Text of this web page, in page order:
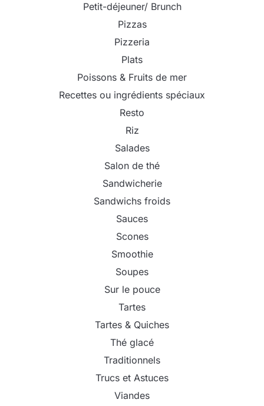
Petit-déjeuner/ Brunch
Pizzas
Pizzeria
Plats
Poissons & Fruits de mer
Recettes ou ingrédients spéciaux
Resto
Riz
Salades
Salon de thé
Sandwicherie
Sandwichs froids
Sauces
Scones
Smoothie
Soupes
Sur le pouce
Tartes
Tartes & Quiches
Thé glacé
Traditionnels
Trucs et Astuces
Viandes